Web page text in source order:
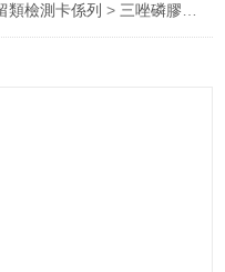
類檢測卡係列 >三唑磷膠體金快速檢測卡